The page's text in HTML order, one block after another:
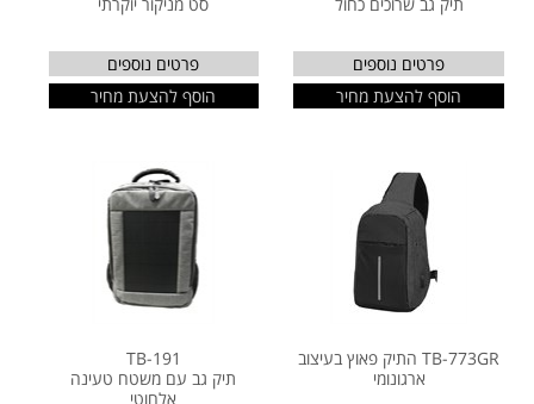
פרטים נוספים
הוסף להצעת מחיר
פרטים נוספים
הוסף להצעת מחיר
TB-773GR התיק פאוץ בעיצוב
ארגונומי
TB-191
תיק גב עם משטח טעינה
אלחוטי